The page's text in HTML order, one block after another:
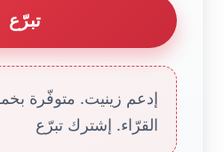
تبرّع
إدعم زينيت. متوفّرة
القرّاء. إشترك تبرّع